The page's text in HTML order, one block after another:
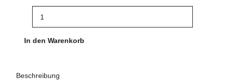
In den Warenkorb
Beschreibung